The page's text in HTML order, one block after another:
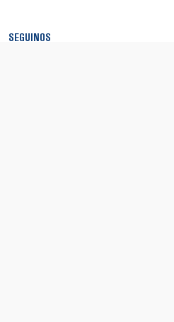
SEGUINOS